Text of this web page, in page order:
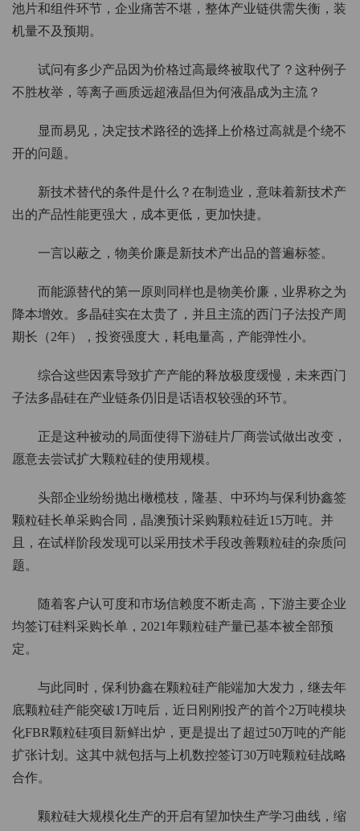
池片和组件环节，企业痛苦不堪，整体产业链供需失衡，装
机量不及预期。
试问有多少产品因为价格过高最终被取代了？这种例子
不胜枚举，等离子画质远超液晶但为何液晶成为主流？
显而易见，决定技术路径的选择上价格过高就是个绕不
开的问题。
新技术替代的条件是什么？在制造业，意味着新技术产
出的产品性能更强大，成本更低，更加快捷。
一言以蔽之，物美价廉是新技术产出品的普遍标签。
而能源替代的第一原则同样也是物美价廉，业界称之为
降本增效。多晶硅实在太贵了，并且主流的西门子法投产周
期长（2年），投资强度大，耗电量高，产能弹性小。
综合这些因素导致扩产产能的释放极度缓慢，未来西门
子法多晶硅在产业链条仍旧是话语权较强的环节。
正是这种被动的局面使得下游硅片厂商尝试做出改变，
愿意去尝试扩大颗粒硅的使用规模。
头部企业纷纷抛出橄榄枝，隆基、中环均与保利协鑫签
颗粒硅长单采购合同，晶澳预计采购颗粒硅近15万吨。并
且，在试样阶段发现可以采用技术手段改善颗粒硅的杂质问
题。
随着客户认可度和市场信赖度不断走高，下游主要企业
均签订硅料采购长单，2021年颗粒硅产量已基本被全部预
定。
与此同时，保利协鑫在颗粒硅产能端加大发力，继去年
底颗粒硅产能突破1万吨后，近日刚刚投产的首个2万吨模块
化FBR颗粒硅项目新鲜出炉，更是提出了超过50万吨的产能
扩张计划。这其中就包括与上机数控签订30万吨颗粒硅战略
合作。
颗粒硅大规模化生产的开启有望加快生产学习曲线，缩